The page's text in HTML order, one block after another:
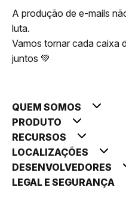
A produção de e-mails
luta.
Vamos tornar cada caixa
juntos 💚
QUEM SOMOS
PRODUTO
RECURSOS
LOCALIZAÇÕES
DESENVOLVEDORES
LEGAL E SEGURANÇA